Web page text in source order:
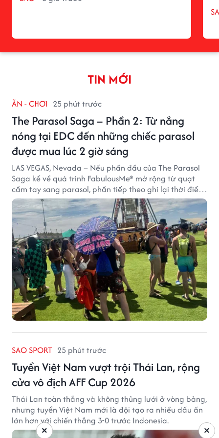
TIN MỚI
ĂN - CHƠI 25 phút trước
The Parasol Saga – Phần 2: Từ nắng
nóng tại EDC đến những chiếc parasol
được mua lúc 2 giờ sáng
LAS VEGAS, Nevada – Nếu phần đầu của The Parasol
Saga kể về quá trình FabulousMe® mở rộng từ quạt
cầm tay sang parasol, phần tiếp theo ghi lại thời điểm
sản phẩm được thị trường đón nhận và dần vượt khỏi
công năng che nắng thông thường.
SAO SPORT 25 phút trước
Tuyển Việt Nam vượt trội Thái Lan, rộng
cửa vô địch AFF Cup 2026
Thái Lan toàn thắng và không thủng lưới ở vòng bảng,
nhưng tuyển Việt Nam mới là đội tạo ra nhiều dấu ấn
lớn hơn với chiến thắng 3-0 trước Indonesia.
×
×